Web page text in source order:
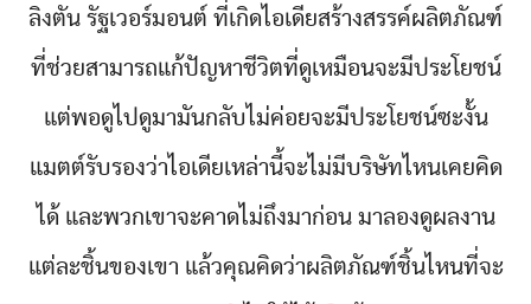
ลิงตัน รัฐเวอร์มอนต์ ที่เกิดไอเดียสร้างสรรค์ผลิตภัณฑ์
ที่ช่วยสามารถแก้ปัญหาชีวิตที่ดูเหมือนจะมีประโยชน์
แต่พอดูไปดูมามันกลับไม่ค่อยจะมีประโยชน์ซะงั้น
แมตต์รับรองว่าไอเดียเหล่านี้จะไม่มีบริษัทไหนเคยคิด
ได้ และพวกเขาจะคาดไม่ถึงมาก่อน มาลองดูผลงาน
แต่ละชิ้นของเขา แล้วคุณคิดว่าผลิตภัณฑ์ชิ้นไหนที่จะ